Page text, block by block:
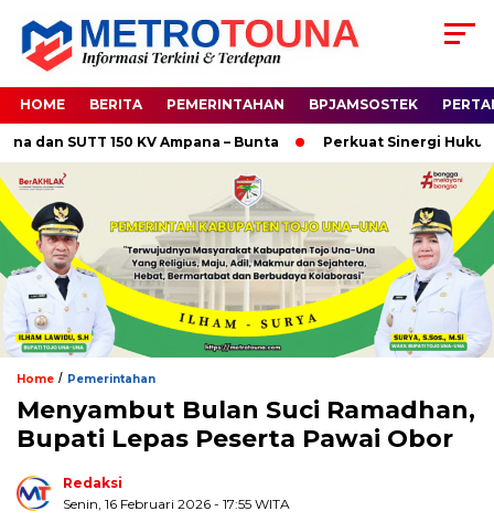
HOME BERITA PEMERINTAHAN BPJAMSOSTEK
SUTT 150 KV Ampana – Bunta Perkuat Sinergi Hukum,
Home / Pemerintahan
Menyambut Bulan Suci Ramadhan,
Bupati Lepas Peserta Pawai Obor
Redaksi
Senin, 16 Februari 2026 - 17:55 WITA